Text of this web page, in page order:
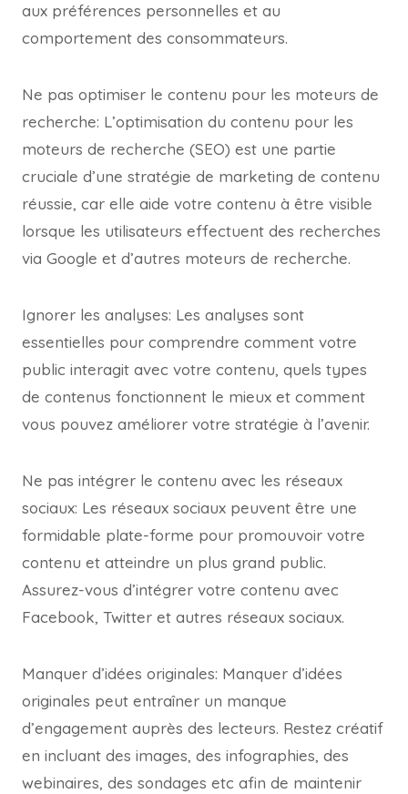
aux préférences personnelles et au
comportement des consommateurs.
Ne pas optimiser le contenu pour les moteurs de
recherche: L’optimisation du contenu pour les
moteurs de recherche (SEO) est une partie
cruciale d’une stratégie de marketing de contenu
réussie, car elle aide votre contenu à être visible
lorsque les utilisateurs effectuent des recherches
via Google et d’autres moteurs de recherche.
Ignorer les analyses: Les analyses sont
essentielles pour comprendre comment votre
public interagit avec votre contenu, quels types
de contenus fonctionnent le mieux et comment
vous pouvez améliorer votre stratégie à l’avenir.
Ne pas intégrer le contenu avec les réseaux
sociaux: Les réseaux sociaux peuvent être une
formidable plate-forme pour promouvoir votre
contenu et atteindre un plus grand public.
Assurez-vous d’intégrer votre contenu avec
Facebook, Twitter et autres réseaux sociaux.
Manquer d’idées originales: Manquer d’idées
originales peut entraîner un manque
d’engagement auprès des lecteurs. Restez créatif
en incluant des images, des infographies, des
webinaires, des sondages etc afin de maintenir